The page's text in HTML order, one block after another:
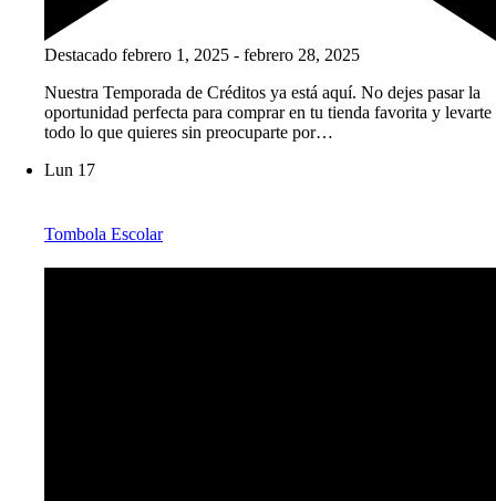
Destacado febrero 1, 2025 - febrero 28, 2025
Nuestra Temporada de Créditos ya está aquí. No dejes pasar la
oportunidad perfecta para comprar en tu tienda favorita y levarte
todo lo que quieres sin preocuparte por…
Lun 17
Tombola Escolar